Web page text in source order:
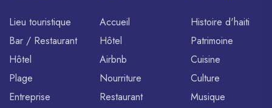
Lieu touristique
Bar / Restaurant
Hôtel
Plage
Entreprise
Accueil
Hôtel
Airbnb
Nourriture
Restaurant
Histoire d'haiti
Patrimoine
Cuisine
Culture
Musique